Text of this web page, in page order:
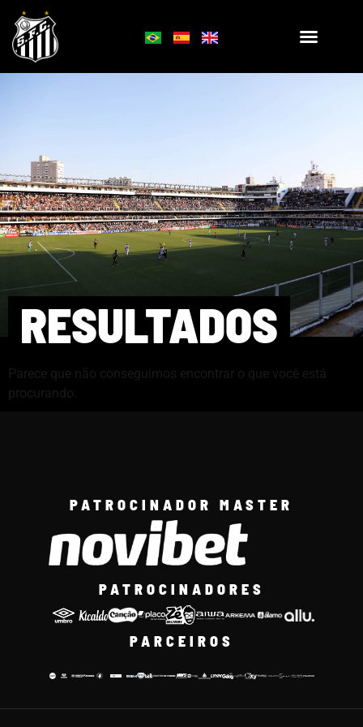
RESULTADOS
Parece que não conseguimos encontrar o que você está
procurando.
PATROCINADOR MASTER
PATROCINADORES
PARCEIROS